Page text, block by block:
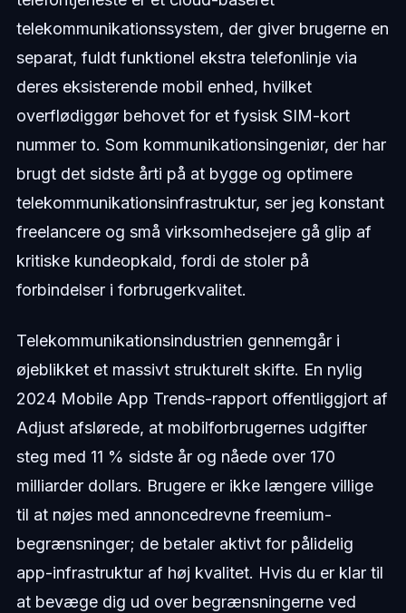
telekommunikationssystem, der giver brugerne en
separat, fuldt funktionel ekstra telefonlinje via
deres eksisterende mobil enhed, hvilket
overflødiggør behovet for et fysisk SIM-kort
nummer to. Som kommunikationsingeniør, der har
brugt det sidste årti på at bygge og optimere
telekommunikationsinfrastruktur, ser jeg konstant
freelancere og små virksomhedsejere gå glip af
kritiske kundeopkald, fordi de stoler på
forbindelser i forbrugerkvalitet.
Telekommunikationsindustrien gennemgår i
øjeblikket et massivt strukturelt skifte. En nylig
2024 Mobile App Trends-rapport offentliggjort af
Adjust afslørede, at mobilforbrugernes udgifter
steg med 11 % sidste år og nåede over 170
milliarder dollars. Brugere er ikke længere villige
til at nøjes med annoncedrevne freemium-
begrænsninger; de betaler aktivt for pålidelig
app-infrastruktur af høj kvalitet. Hvis du er klar til
at bevæge dig ud over begrænsningerne ved